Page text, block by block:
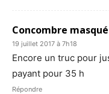
Concombre masqué
19 juillet 2017 à 7h18
Encore un truc pour
payant pour 35 h
Répondre